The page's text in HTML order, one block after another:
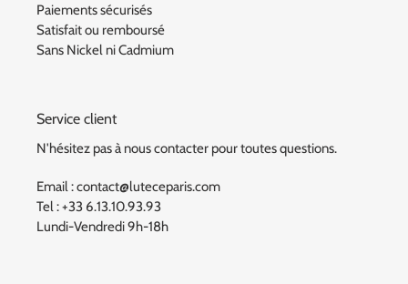
Paiements sécurisés
Satisfait ou remboursé
Sans Nickel ni Cadmium
Service client
N'hésitez pas à nous contacter pour toutes questions.
Email : contact@luteceparis.com
Tel : +33 6.13.10.93.93
Lundi-Vendredi 9h-18h